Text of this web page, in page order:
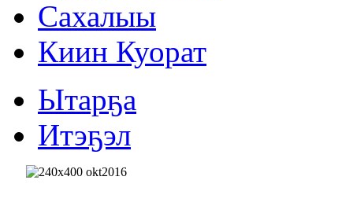
Сахалыы
Киин Куорат
Ытарҕа
Итэҕэл